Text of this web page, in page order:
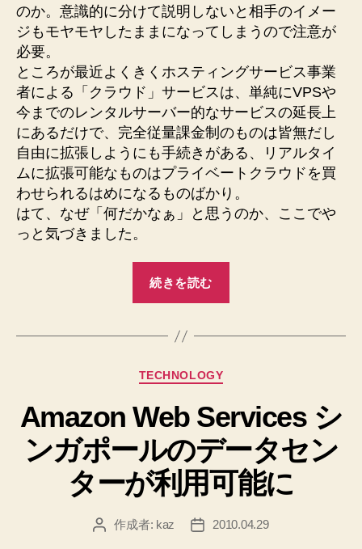
のか。意識的に分けて説明しないと相手のイメー
ジもモヤモヤしたままになってしまうので注意が
必要。
ところが最近よくきくホスティングサービス事業
者による「クラウド」サービスは、単純にVPSや
今までのレンタルサーバー的なサービスの延長上
にあるだけで、完全従量課金制のものは皆無だし
自由に拡張しようにも手続きがある、リアルタイ
ムに拡張可能なものはプライベートクラウドを買
わせられるはめになるものばかり。
はて、なぜ「何だかなぁ」と思うのか、ここでや
っと気づきました。
続きを読む
ド
く
て、
ユ
ー
ィ
カ
ゴ
リ
ー
TECHNOLOGY
Amazon Web Services シ
ンガポールのデータセン
ターが利用可能に
投
作成者: kaz
投
2010.04.29